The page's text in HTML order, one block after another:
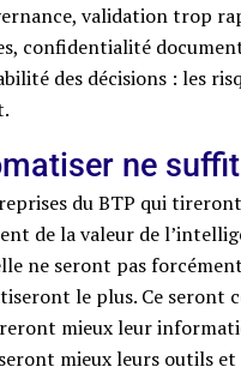
validation trop
confidentialité
des décisions : les
ne
du BTP qui tireront
de la valeur de
ne seront pas
le plus. Ce seront
mieux leur
mieux leurs outils et